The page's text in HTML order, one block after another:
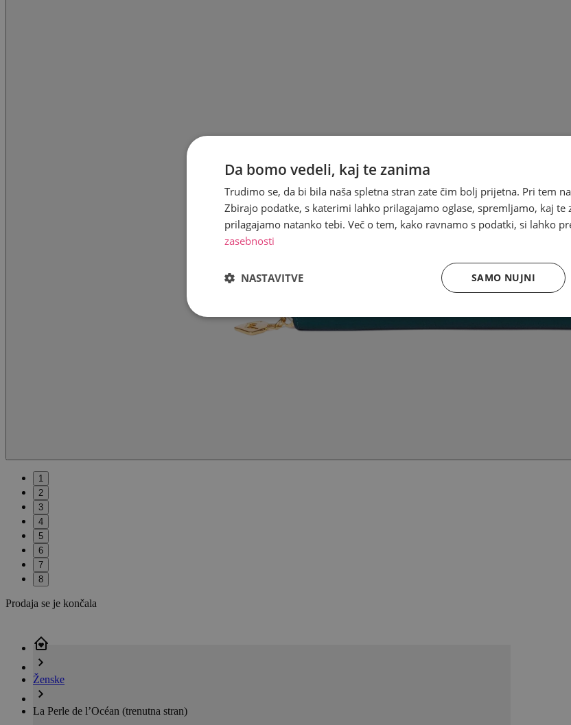
Ženske
La Perle de l’Océan (trenutna stran)
1
2
3
4
5
6
7
8
Prodaja se je končala
Da bomo vedeli, kaj te zanima
Trudimo se, da bi bila naša spletna stran zate čim bolj prijetna. Pri tem
Zbirajo podatke, s katerimi lahko prilagajamo oglase, spremljamo, kaj te
prilagajamo natanko tebi. Več o tem, kako ravnamo s podatki, si lahko
zasebnosti
SAMO NUJNI
NASTAVITVE